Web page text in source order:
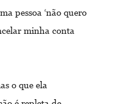
pessoa ‘não quero
minha conta
o que ela